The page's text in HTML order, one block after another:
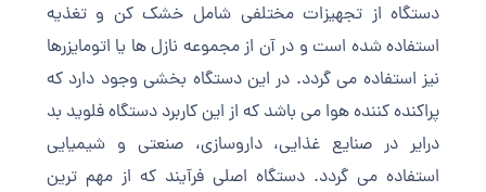
دستگاه از تجهیزات مختلفی شامل خشک کن و تغذیه
استفاده شده است و در آن از مجموعه نازل ها یا اتومایزرها
نیز استفاده می گردد. در این دستگاه بخشی وجود دارد که
پراکنده کننده هوا می باشد که از این کاربرد دستگاه فلوید بد
درایر در صنایع غذایی، داروسازی، صنعتی و شیمیایی
استفاده می گردد. دستگاه اصلی فرآیند که از مهم ترین